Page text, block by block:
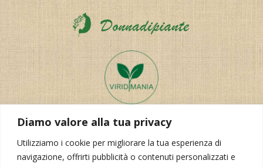
Diamo valore alla tua privacy
Utilizziamo i cookie per migliorare la tua esperienza di
navigazione, offrirti pubblicità o contenuti personalizzati e